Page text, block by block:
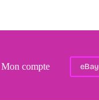
Mon compte eBay